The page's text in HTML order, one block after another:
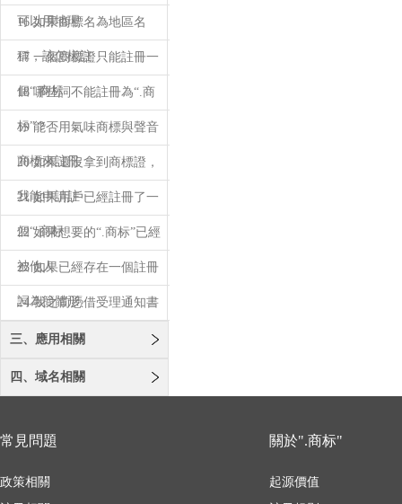
可以用地理
16 如果商標名為地區名
稱，該怎樣註
17 一個商標證只能註冊一
個“.商标
18 哪些詞不能註冊為“.商
标”？
19 能否用氣味商標與聲音
商標來註冊
20 如果還沒拿到商標證，
我能申請註
21 如果用戶已經註冊了一
個“.商标
22 如果想要的“.商标”已經
被他人
23 如果已經存在一個註冊
詞為簡體形
24 我之前憑借受理通知書
註冊了“.
三、應用相關
四、域名相關
常見問題
政策相關
關於".商标"
起源價值